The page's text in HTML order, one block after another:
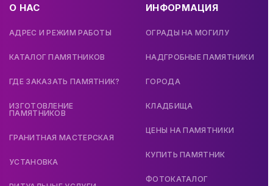
О НАС
АДРЕС И РЕЖИМ РАБОТЫ
КАТАЛОГ ПАМЯТНИКОВ
ГДЕ ЗАКАЗАТЬ ПАМЯТНИК?
ИЗГОТОВЛЕНИЕ
ПАМЯТНИКОВ
ГРАНИТНАЯ МАСТЕРСКАЯ
УСТАНОВКА
ИНФОРМАЦИЯ
ОГРАДЫ НА МОГИЛУ
НАДГРОБНЫЕ ПАМЯТНИКИ
ГОРОДА
КЛАДБИЩА
ЦЕНЫ НА ПАМЯТНИКИ
КУПИТЬ ПАМЯТНИК
ФОТОКАТАЛОГ